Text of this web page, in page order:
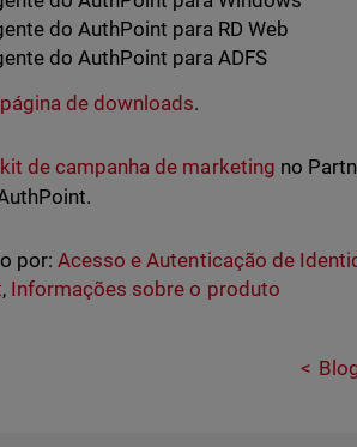
do AuthPoint para RD Web
do AuthPoint para ADFS
página de downloads.
kit de campanha de marketing no
por: Acesso e Autenticação de
, Informações sobre o produto